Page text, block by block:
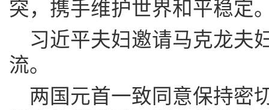
突，携手维护世界和平稳定
习近平夫妇邀请马克龙夫
流。
两国元首一致同意保持密